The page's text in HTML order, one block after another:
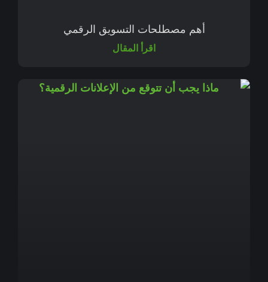
أهم مصطلحات التسويق الرقمي
اقرأ المقال